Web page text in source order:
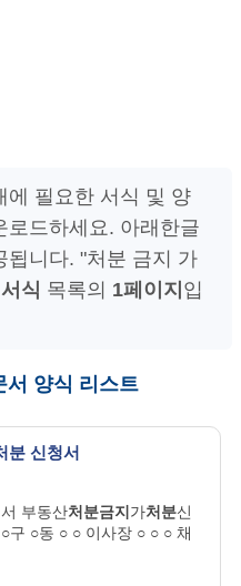
에 필요한 서식 및 양
로드하세요. 아래한글
됩니다. "처분 금지 가
식 목록의 1페이지 입
서 양식 리스트
분 신청서
부동산처분금지가처분신
구 ○동 ○ ○ 이사장 ○ ○ ○ 채